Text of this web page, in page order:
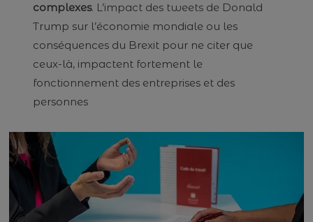
complexes. L’impact des tweets de Donald
Trump sur l’économie mondiale ou les
conséquences du Brexit pour ne citer que
ceux-là, impactent fortement le
fonctionnement des entreprises et des
personnes